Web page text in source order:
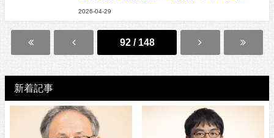
2026-04-29
92 / 148
新着記事